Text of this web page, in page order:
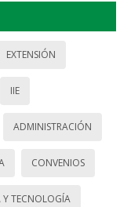
EXTENSIÓN
IIE
ADMINISTRACIÓN
CONVENIOS
Y TECNOLOGÍA